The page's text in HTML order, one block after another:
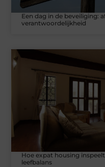
Een dag in de beveiliging:
verantwoordelijkheid
Hoe expat housing
leefbalans